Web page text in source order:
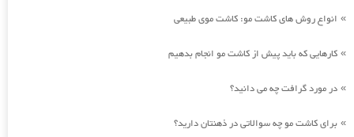
» انواع روش های کاشت مو: کاشت موی طبیعی
» کارهایی که باید پیش از کاشت مو انجام بدهیم
» در مورد گرافت چه می دانید؟
» برای کاشت مو چه سوالاتی در ذهنتان دارید؟